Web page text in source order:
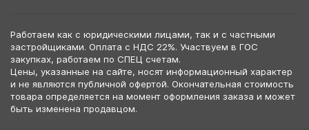
Работаем как с юридическими лицами, так и с частными
застройщиками. Оплата с НДС 22%. Участвуем в ГОС
закупках, работаем по СПЕЦ счетам.
Цены, указанные на сайте, носят информационный характер
и не являются публичной офертой. Окончательная стоимость
товара определяется на момент оформления заказа и может
быть изменена продавцом.